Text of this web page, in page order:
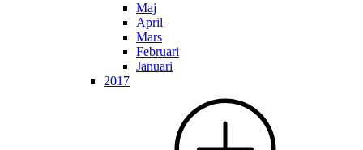
Maj
April
Mars
Februari
Januari
2017